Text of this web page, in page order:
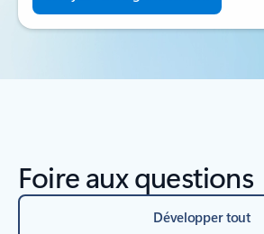
Foire aux questions
Développer tout